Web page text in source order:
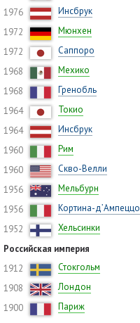
1976
Инсбрук
1972
Мюнхен
1972
Саппоро
1968
Мехико
1968
Гренобль
1964
Токио
1964
Инсбрук
1960
Рим
1960
Скво-Велли
1956
Мельбурн
1956
Кортина-д’Ампеццо
1952
Хельсинки
Российская империя
1912
Стокгольм
1908
Лондон
1900
Париж